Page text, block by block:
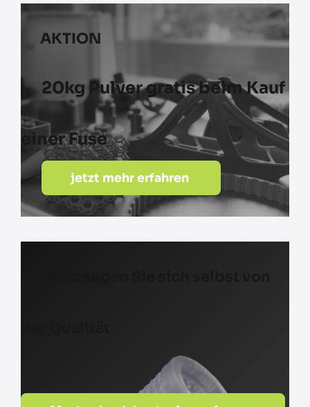
AKTION
20kg Pulver gratis beim Kauf
einer Fuse
jetzt mehr erfahren